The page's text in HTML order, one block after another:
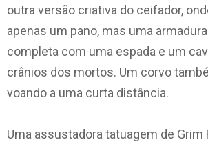
outra versão criativa do ceifador,
apenas um pano, mas uma
completa com uma espada e um
crânios dos mortos. Um corvo
voando a uma curta distância.
Uma assustadora tatuagem de Grim